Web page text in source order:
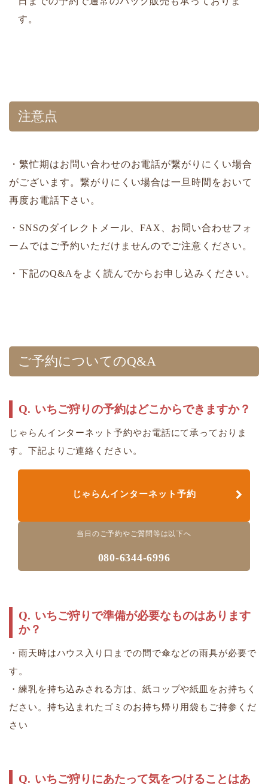
す。
注意点
・繁忙期はお問い合わせのお電話が繋がりにくい場合
がございます。繋がりにくい場合は一旦時間をおいて
再度お電話下さい。
・SNSのダイレクトメール、FAX、お問い合わせフォ
ームではご予約いただけませんのでご注意ください。
・下記のQ&Aをよく読んでからお申し込みください。
ご予約についてのQ&A
いちご狩りの予約はどこからできますか？
じゃらんインターネット予約やお電話にて承っておりま
す。下記よりご連絡ください。
じゃらんインターネット予約
当日のご予約やご質問等は以下へ
080-6344-6996
いちご狩りで準備が必要なものはあります
か？
・雨天時はハウス入り口までの間で傘などの雨具が必要で
す。
・練乳を持ち込みされる方は、紙コップや紙皿をお持ちく
ださい。持ち込まれたゴミのお持ち帰り用袋もご持参くだ
さい
いちご狩りにあたって気をつけることはあ